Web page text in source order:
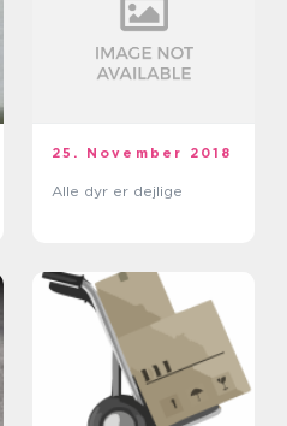
25. November 2018
Alle dyr er dejlige